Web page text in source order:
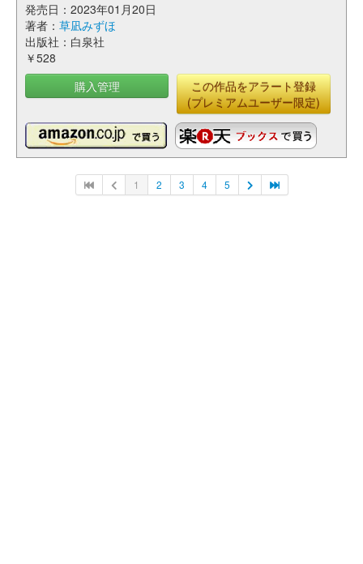
発売日：2023年01月20日
著者： 草凪みずほ
出版社：白泉社
￥528
購入管理
この作品をアラート登録
(プレミアムユーザー限定)
1 2 3 4 5